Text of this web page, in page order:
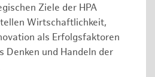
Ziele der HPA
Wirtschaftlichkeit,
als Erfolgsfaktoren
Denken und Handeln der